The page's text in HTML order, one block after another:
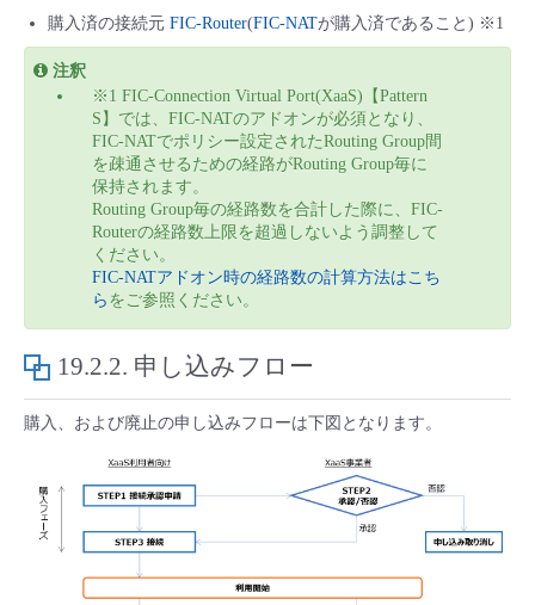
購入済の接続元 FIC-Router(FIC-NATが購入済であること) ※1
注釈
※1 FIC-Connection Virtual Port(XaaS)【Pattern
S】では、FIC-NATのアドオンが必須となり、
FIC-NATでポリシー設定されたRouting Group間
を疎通させるための経路がRouting Group毎に
保持されます。
Routing Group毎の経路数を合計した際に、FIC-
Routerの経路数上限を超過しないよう調整して
ください。
FIC-NATアドオン時の経路数の計算方法はこち
ら をご参照ください。
19.2.2. 申し込みフロー
購入、および廃止の申し込みフローは下図となります。